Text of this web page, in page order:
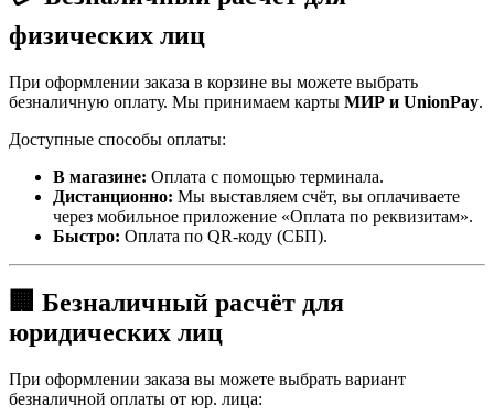
физических лиц
При оформлении заказа в корзине вы можете выбрать
безналичную оплату. Мы принимаем карты МИР и UnionPay.
Доступные способы оплаты:
В магазине: Оплата с помощью терминала.
Дистанционно: Мы выставляем счёт, вы оплачиваете
через мобильное приложение «Оплата по реквизитам».
Быстро: Оплата по QR-коду (СБП).
🏢 Безналичный расчёт для
юридических лиц
При оформлении заказа вы можете выбрать вариант
безналичной оплаты от юр. лица: